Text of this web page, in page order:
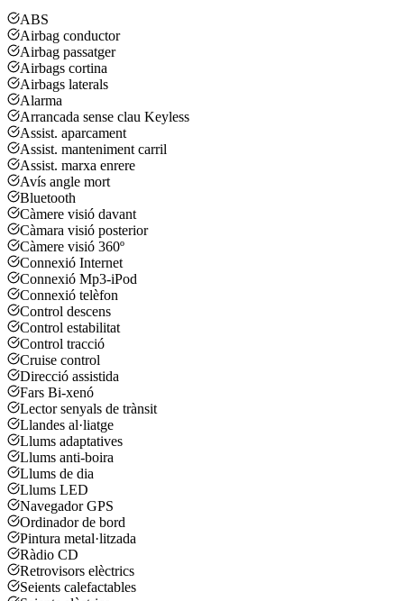
ABS
Airbag conductor
Airbag passatger
Airbags cortina
Airbags laterals
Alarma
Arrancada sense clau Keyless
Assist. aparcament
Assist. manteniment carril
Assist. marxa enrere
Avís angle mort
Bluetooth
Càmere visió davant
Càmara visió posterior
Càmere visió 360º
Connexió Internet
Connexió Mp3-iPod
Connexió telèfon
Control descens
Control estabilitat
Control tracció
Cruise control
Direcció assistida
Fars Bi-xenó
Lector senyals de trànsit
Llandes al·liatge
Llums adaptatives
Llums anti-boira
Llums de dia
Llums LED
Navegador GPS
Ordinador de bord
Pintura metal·litzada
Ràdio CD
Retrovisors elèctrics
Seients calefactables